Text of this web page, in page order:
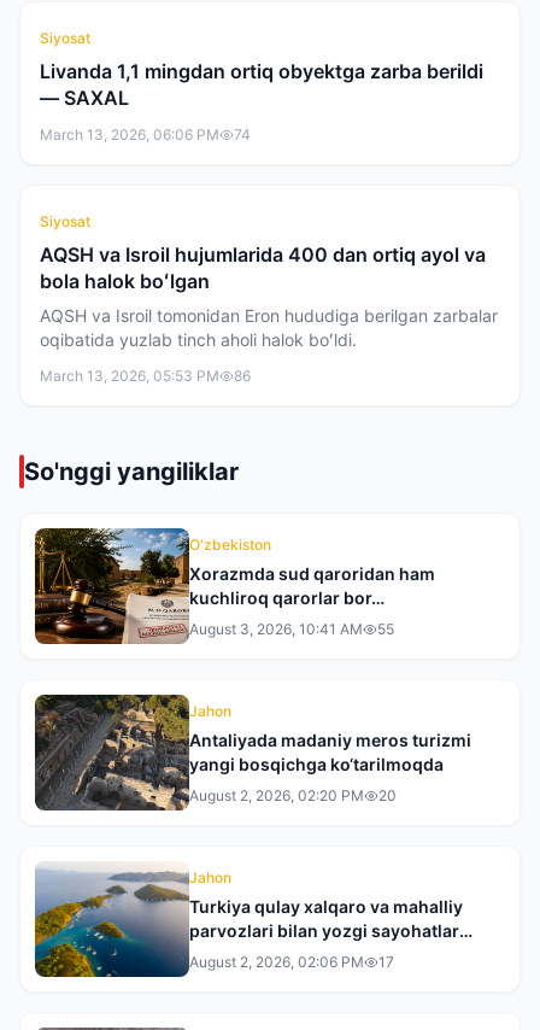
Siyosat
Livanda 1,1 mingdan ortiq obyektga zarba berildi
— SAXAL
March 13, 2026, 06:06 PM 74
Siyosat
AQSH va Isroil hujumlarida 400 dan ortiq ayol va
bola halok boʻlgan
AQSH va Isroil tomonidan Eron hududiga berilgan zarbalar
oqibatida yuzlab tinch aholi halok boʻldi.
March 13, 2026, 05:53 PM 86
So'nggi yangiliklar
O'zbekiston
Xorazmda sud qaroridan ham
kuchliroq qarorlar bor…
August 3, 2026, 10:41 AM 55
Jahon
Antaliyada madaniy meros turizmi
yangi bosqichga ko‘tarilmoqda
August 2, 2026, 02:20 PM 20
Jahon
Turkiya qulay xalqaro va mahalliy
parvozlari bilan yozgi sayohatlar
uchun yetakchi yo‘nalishga
August 2, 2026, 02:06 PM 17